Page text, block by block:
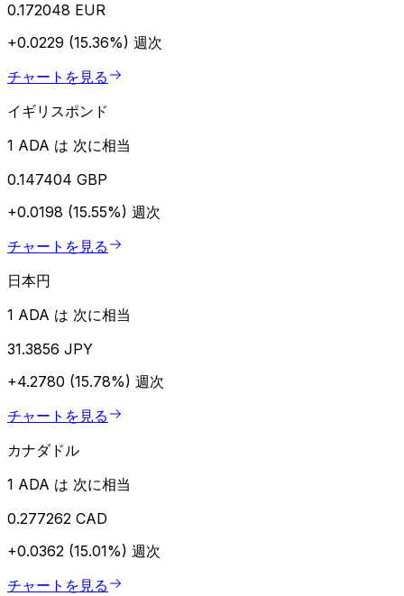
0.172048 EUR
+0.0229 (15.36%) 週次
チャートを見る
イギリスポンド
1 ADA は 次に相当
0.147404 GBP
+0.0198 (15.55%) 週次
チャートを見る
日本円
1 ADA は 次に相当
31.3856 JPY
+4.2780 (15.78%) 週次
チャートを見る
カナダドル
1 ADA は 次に相当
0.277262 CAD
+0.0362 (15.01%) 週次
チャートを見る